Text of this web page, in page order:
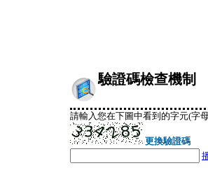
驗證碼檢查機制
請輸入您在下圖中看到的字元(字
更換驗證碼